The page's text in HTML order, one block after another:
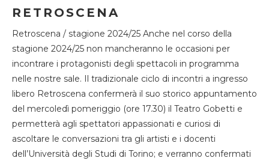
RETROSCENA
Retroscena / stagione 2024/25 Anche nel corso della
stagione 2024/25 non mancheranno le occasioni per
incontrare i protagonisti degli spettacoli in programma
nelle nostre sale. Il tradizionale ciclo di incontri a ingresso
libero Retroscena confermerà il suo storico appuntamento
del mercoledì pomeriggio (ore 17.30) il Teatro Gobetti e
permetterà agli spettatori appassionati e curiosi di
ascoltare le conversazioni tra gli artisti e i docenti
dell’Università degli Studi di Torino; e verranno confermati